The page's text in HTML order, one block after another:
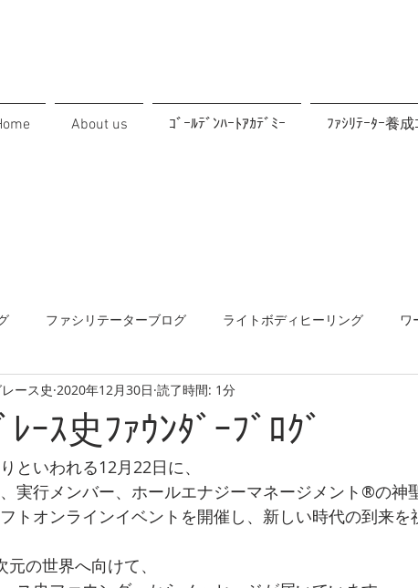
About us ｺﾞｰﾙﾃﾞﾝﾊｰﾄｱｶﾃﾞﾐｰ ﾌｧｼﾘﾃｰﾀｰ養成
ファシリテーターブログ ライトボディヒーリング ワ
プ 協働 メルマガ
ﾚｰｽ史ﾌｧｳﾝﾀﾞｰﾌﾞﾛｸﾞ
ース史 2020年12月30日 読了時間: 1分
といわれる12月22日に、
実行メンバー、ホールエナジーマネージメント®の神
トオンラインイベントを開催し、新しい時代の到来を
の世界へ向けて、